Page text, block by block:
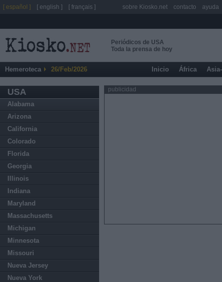
Periódicos de USA
Toda la prensa de hoy
Hemeroteca 26/Feb/2026 Inicio África
USA
Alabama
Arizona
California
Colorado
Florida
Georgia
Illinois
Indiana
Maryland
Massachusetts
Michigan
Minnesota
Missouri
Nueva Jersey
Nueva York
publicidad
[ español ] [ english ] [ français ] sobre Kiosko.net contacto ayuda